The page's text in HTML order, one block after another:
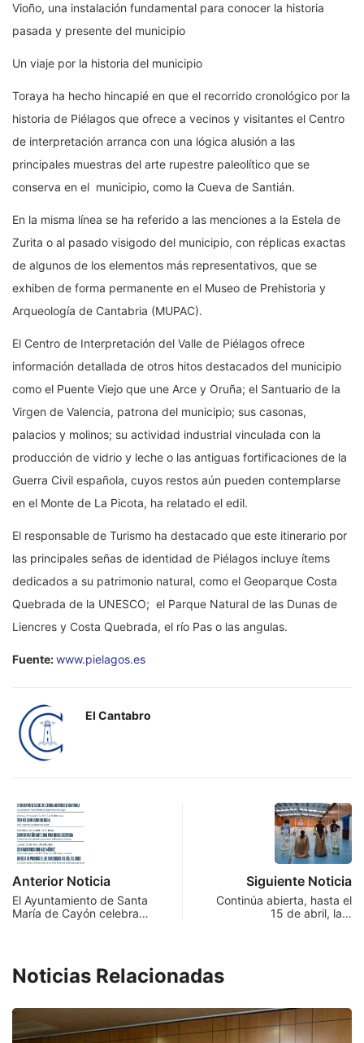
Vioño, una instalación fundamental para conocer la historia
pasada y presente del municipio
Un viaje por la historia del municipio
Toraya ha hecho hincapié en que el recorrido cronológico por la
historia de Piélagos que ofrece a vecinos y visitantes el Centro
de interpretación arranca con una lógica alusión a las
principales muestras del arte rupestre paleolítico que se
conserva en el municipio, como la Cueva de Santián.
En la misma línea se ha referido a las menciones a la Estela de
Zurita o al pasado visigodo del municipio, con réplicas exactas
de algunos de los elementos más representativos, que se
exhiben de forma permanente en el Museo de Prehistoria y
Arqueología de Cantabria (MUPAC).
El Centro de Interpretación del Valle de Piélagos ofrece
información detallada de otros hitos destacados del municipio
como el Puente Viejo que une Arce y Oruña; el Santuario de la
Virgen de Valencia, patrona del municipio; sus casonas,
palacios y molinos; su actividad industrial vinculada con la
producción de vidrio y leche o las antiguas fortificaciones de la
Guerra Civil española, cuyos restos aún pueden contemplarse
en el Monte de La Picota, ha relatado el edil.
El responsable de Turismo ha destacado que este itinerario por
las principales señas de identidad de Piélagos incluye ítems
dedicados a su patrimonio natural, como el Geoparque Costa
Quebrada de la UNESCO; el Parque Natural de las Dunas de
Liencres y Costa Quebrada, el río Pas o las angulas.
Fuente:www.pielagos.es
El Cantabro
Anterior Noticia
El Ayuntamiento de Santa
María de Cayón celebra…
Siguiente Noticia
Continúa abierta, hasta el
15 de abril, la…
Noticias Relacionadas